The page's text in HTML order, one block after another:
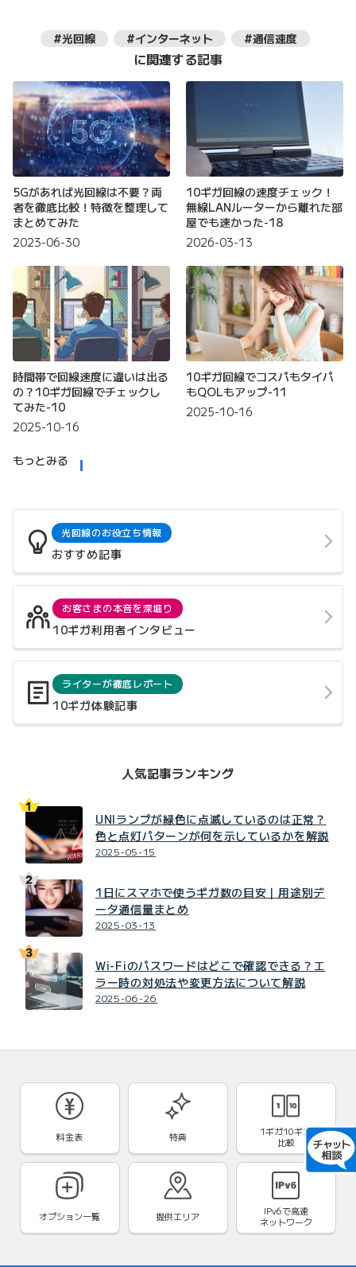
#光回線 #インターネット #通信速度
に関連する記事
5Gがあれば光回線は不要？両
者を徹底比較！特徴を整理して
まとめてみた
2023-06-30
10ギガ回線の速度チェック！
無線LANルーターから離れた部
屋でも速かった-18
2026-03-13
時間帯で回線速度に違いは出る
の？10ギガ回線でチェックし
てみた-10
2025-10-16
10ギガ回線でコスパもタイパ
もQOLもアップ-11
2025-10-16
もっとみる
光回線のお役立ち情報
おすすめ記事
お客さまの本音を深堀り
10ギガ利用者インタビュー
ライターが徹底レポート
10ギガ体験記事
人気記事ランキング
UNIランプが緑色に点滅しているのは正常？
色と点灯パターンが何を示しているかを解説
2025-05-15
1日にスマホで使うギガ数の目安｜用途別デ
ータ通信量まとめ
2025-03-13
Wi-Fiのパスワードはどこで確認できる？エ
ラー時の対処法や変更方法について解説
2025-06-26
料金表 特典
1ギガ10ギガ
比較
オプション一覧 提供エリア IPv6で高速
ネットワーク